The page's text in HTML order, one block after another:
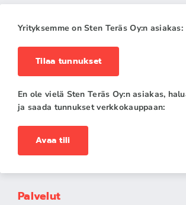
Yrityksemme on Sten Teräs Oy:n asiakas:
Tilaa tunnukset
En ole vielä Sten Teräs Oy:n asiakas,
ja saada tunnukset verkkokauppaan:
Avaa tili
Palvelut